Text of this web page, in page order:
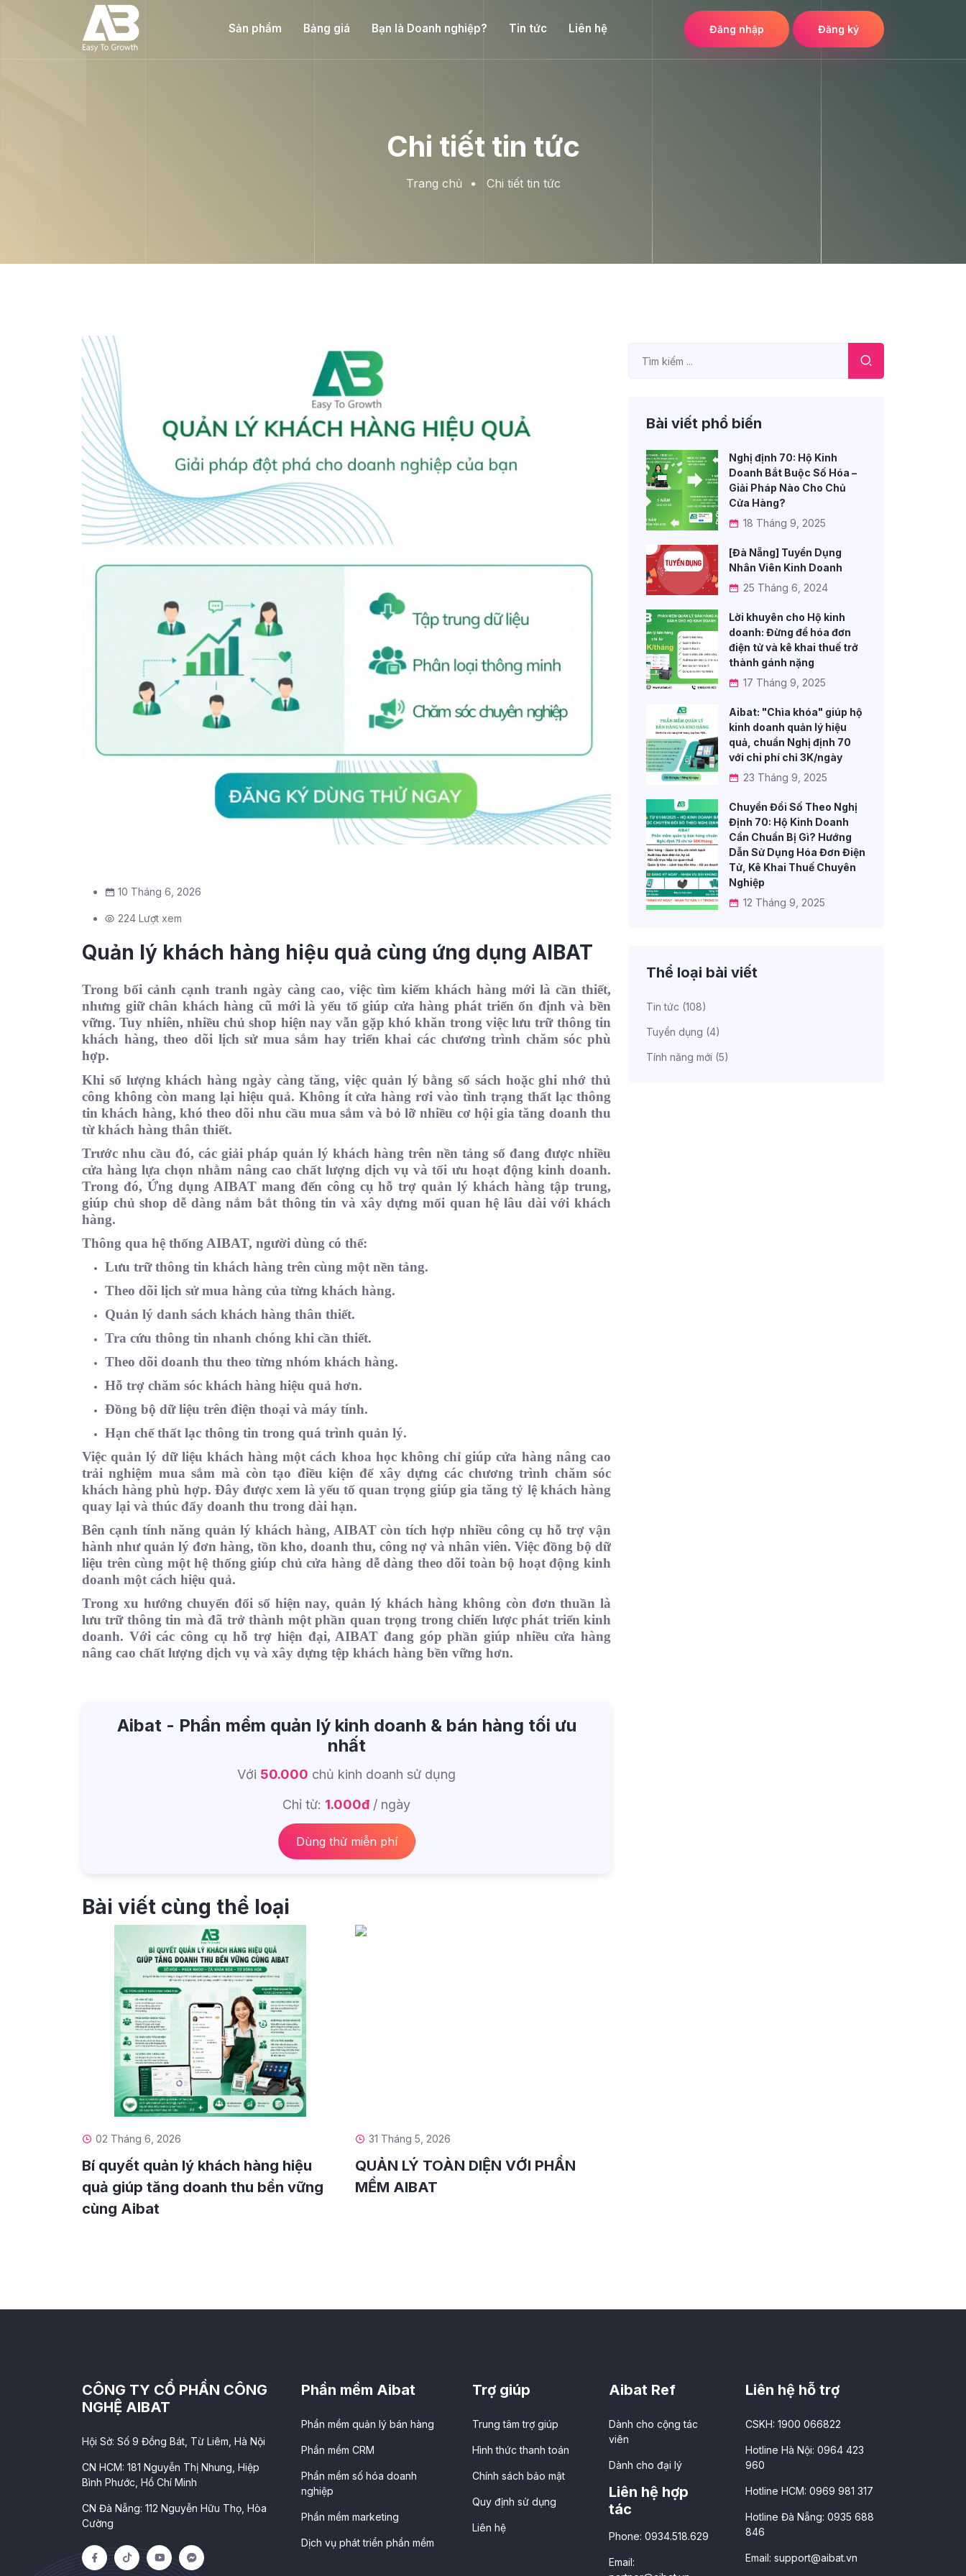
Sản phẩm Bảng giá Bạn là Doanh nghiệp? Tin tức Liên hệ Đăng nhập Đăng ký
Chi tiết tin tức
Trang chủ Chi tiết tin tức
10 Tháng 6, 2026
224 Lượt xem
Quản lý khách hàng hiệu quả cùng ứng dụng AIBAT
Trong bối cảnh cạnh tranh ngày càng cao, việc tìm kiếm khách hàng mới là cần thiết,
nhưng giữ chân khách hàng cũ mới là yếu tố giúp cửa hàng phát triển ổn định và bền
vững. Tuy nhiên, nhiều chủ shop hiện nay vẫn gặp khó khăn trong việc lưu trữ thông tin
khách hàng, theo dõi lịch sử mua sắm hay triển khai các chương trình chăm sóc phù
hợp.
Khi số lượng khách hàng ngày càng tăng, việc quản lý bằng sổ sách hoặc ghi nhớ thủ
công không còn mang lại hiệu quả. Không ít cửa hàng rơi vào tình trạng thất lạc thông
tin khách hàng, khó theo dõi nhu cầu mua sắm và bỏ lỡ nhiều cơ hội gia tăng doanh thu
từ khách hàng thân thiết.
Trước nhu cầu đó, các giải pháp quản lý khách hàng trên nền tảng số đang được nhiều
cửa hàng lựa chọn nhằm nâng cao chất lượng dịch vụ và tối ưu hoạt động kinh doanh.
Trong đó, Ứng dụng AIBAT mang đến công cụ hỗ trợ quản lý khách hàng tập trung,
giúp chủ shop dễ dàng nắm bắt thông tin và xây dựng mối quan hệ lâu dài với khách
hàng.
Thông qua hệ thống AIBAT, người dùng có thể:
Lưu trữ thông tin khách hàng trên cùng một nền tảng.
Theo dõi lịch sử mua hàng của từng khách hàng.
Quản lý danh sách khách hàng thân thiết.
Tra cứu thông tin nhanh chóng khi cần thiết.
Theo dõi doanh thu theo từng nhóm khách hàng.
Hỗ trợ chăm sóc khách hàng hiệu quả hơn.
Đồng bộ dữ liệu trên điện thoại và máy tính.
Hạn chế thất lạc thông tin trong quá trình quản lý.
Việc quản lý dữ liệu khách hàng một cách khoa học không chỉ giúp cửa hàng nâng cao
trải nghiệm mua sắm mà còn tạo điều kiện để xây dựng các chương trình chăm sóc
khách hàng phù hợp. Đây được xem là yếu tố quan trọng giúp gia tăng tỷ lệ khách hàng
quay lại và thúc đẩy doanh thu trong dài hạn.
Bên cạnh tính năng quản lý khách hàng, AIBAT còn tích hợp nhiều công cụ hỗ trợ vận
hành như quản lý đơn hàng, tồn kho, doanh thu, công nợ và nhân viên. Việc đồng bộ dữ
liệu trên cùng một hệ thống giúp chủ cửa hàng dễ dàng theo dõi toàn bộ hoạt động kinh
doanh một cách hiệu quả.
Trong xu hướng chuyển đổi số hiện nay, quản lý khách hàng không còn đơn thuần là
lưu trữ thông tin mà đã trở thành một phần quan trọng trong chiến lược phát triển kinh
doanh. Với các công cụ hỗ trợ hiện đại, AIBAT đang góp phần giúp nhiều cửa hàng
nâng cao chất lượng dịch vụ và xây dựng tệp khách hàng bền vững hơn.
Aibat - Phần mềm quản lý kinh doanh & bán hàng tối ưu
nhất
Với 50.000 chủ kinh doanh sử dụng
Chỉ từ: 1.000đ/ ngày
Dùng thử miễn phí
Bài viết cùng thể loại
02 Tháng 6, 2026
Bí quyết quản lý khách hàng hiệu
quả giúp tăng doanh thu bền vững
cùng Aibat
31 Tháng 5, 2026
QUẢN LÝ TOÀN DIỆN VỚI PHẦN
MỀM AIBAT
Bài viết phổ biến
Nghị định 70: Hộ Kinh
Doanh Bắt Buộc Số Hóa –
Giải Pháp Nào Cho Chủ
Cửa Hàng?
18 Tháng 9, 2025
[Đà Nẵng] Tuyển Dụng
Nhân Viên Kinh Doanh
25 Tháng 6, 2024
Lời khuyên cho Hộ kinh
doanh: Đừng để hóa đơn
điện tử và kê khai thuế trở
thành gánh nặng
17 Tháng 9, 2025
Aibat: "Chìa khóa" giúp hộ
kinh doanh quản lý hiệu
quả, chuẩn Nghị định 70
với chi phí chỉ 3K/ngày
23 Tháng 9, 2025
Chuyển Đổi Số Theo Nghị
Định 70: Hộ Kinh Doanh
Cần Chuẩn Bị Gì? Hướng
Dẫn Sử Dụng Hóa Đơn Điện
Tử, Kê Khai Thuế Chuyên
Nghiệp
12 Tháng 9, 2025
Thể loại bài viết
Tin tức (108)
Tuyển dụng (4)
Tính năng mới (5)
CÔNG TY CỔ PHẦN CÔNG
NGHỆ AIBAT
Hội Sở: Số 9 Đồng Bát, Từ Liêm, Hà Nội
CN HCM: 181 Nguyễn Thị Nhung, Hiệp
Bình Phước, Hồ Chí Minh
CN Đà Nẵng: 112 Nguyễn Hữu Thọ, Hòa
Cường
Phần mềm Aibat
Phần mềm quản lý bán hàng
Phần mềm CRM
Phần mềm số hóa doanh
nghiệp
Phần mềm marketing
Dịch vụ phát triển phần mềm
Trợ giúp
Trung tâm trợ giúp
Hình thức thanh toán
Chính sách bảo mật
Quy định sử dụng
Liên hệ
Aibat Ref
Dành cho cộng tác
viên
Dành cho đại lý
Liên hệ hợp
tác
Phone: 0934.518.629
Email:
Liên hệ hỗ trợ
CSKH: 1900 066822
Hotline Hà Nội: 0964 423
960
Hotline HCM: 0969 981 317
Hotline Đà Nẵng: 0935 688
846
Email: support@aibat.vn